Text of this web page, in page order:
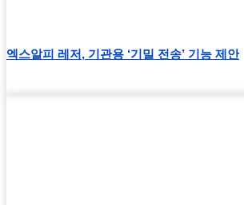
엑스알피 레저, 기관용 ‘기밀 전송’ 기능 제안